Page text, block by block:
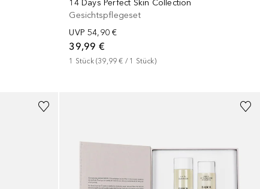
14 Days Perfect Skin Collection
Gesichtspflegeset
UVP 54,90 €
39,99 €
1 Stück (39,99 € / 1 Stück)